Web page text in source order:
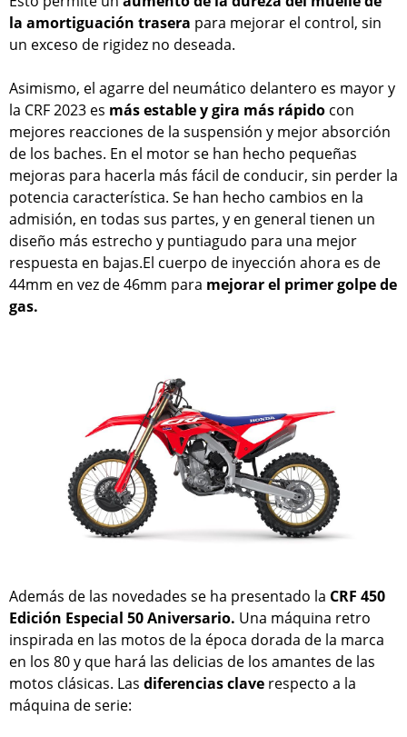
la amortiguación trasera para mejorar el control, sin
un exceso de rigidez no deseada.
Asimismo, el agarre del neumático delantero es mayor y
la CRF 2023 es más estable y gira más rápido con
mejores reacciones de la suspensión y mejor absorción
de los baches. En el motor se han hecho pequeñas
mejoras para hacerla más fácil de conducir, sin perder la
potencia característica. Se han hecho cambios en la
admisión, en todas sus partes, y en general tienen un
diseño más estrecho y puntiagudo para una mejor
respuesta en bajas.El cuerpo de inyección ahora es de
44mm en vez de 46mm para mejorar el primer golpe de
gas.
Además de las novedades se ha presentado la CRF 450
Edición Especial 50 Aniversario. Una máquina retro
inspirada en las motos de la época dorada de la marca
en los 80 y que hará las delicias de los amantes de las
motos clásicas. Las diferencias clave respecto a la
máquina de serie: